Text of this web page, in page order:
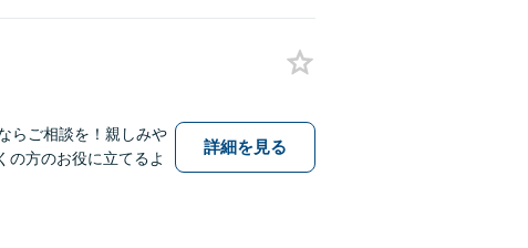
らご相談を！親しみや
の方のお役に立てるよ
詳細を見る